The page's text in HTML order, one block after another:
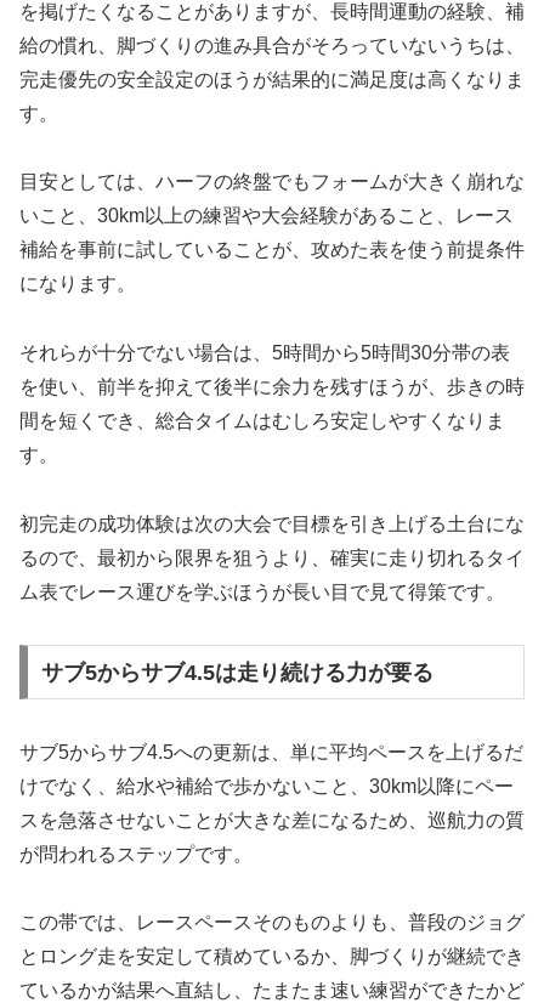
を掲げたくなることがありますが、長時間運動の経験、補
給の慣れ、脚づくりの進み具合がそろっていないうちは、
完走優先の安全設定のほうが結果的に満足度は高くなりま
す。
目安としては、ハーフの終盤でもフォームが大きく崩れな
いこと、30km以上の練習や大会経験があること、レース
補給を事前に試していることが、攻めた表を使う前提条件
になります。
それらが十分でない場合は、5時間から5時間30分帯の表
を使い、前半を抑えて後半に余力を残すほうが、歩きの時
間を短くでき、総合タイムはむしろ安定しやすくなりま
す。
初完走の成功体験は次の大会で目標を引き上げる土台にな
るので、最初から限界を狙うより、確実に走り切れるタイ
ム表でレース運びを学ぶほうが長い目で見て得策です。
サブ5からサブ4.5は走り続ける力が要る
サブ5からサブ4.5への更新は、単に平均ペースを上げるだ
けでなく、給水や補給で歩かないこと、30km以降にペー
スを急落させないことが大きな差になるため、巡航力の質
が問われるステップです。
この帯では、レースペースそのものよりも、普段のジョグ
とロング走を安定して積めているか、脚づくりが継続でき
ているかが結果へ直結し、たまたま速い練習ができたかど